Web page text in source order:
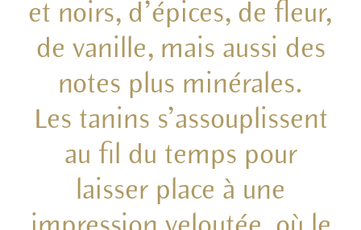
et noirs, d’épices, de fleur,
de vanille, mais aussi des
notes plus minérales.
Les tanins s’assouplissent
au fil du temps pour
laisser place à une